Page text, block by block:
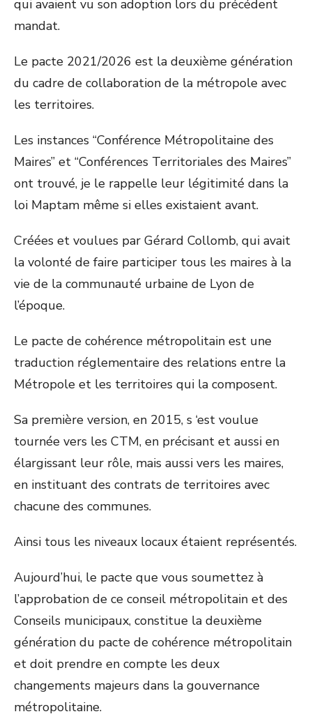
qui avaient vu son adoption lors du précédent
mandat.
Le pacte 2021/2026 est la deuxième génération
du cadre de collaboration de la métropole avec
les territoires.
Les instances “Conférence Métropolitaine des
Maires” et “Conférences Territoriales des Maires”
ont trouvé, je le rappelle leur légitimité dans la
loi Maptam même si elles existaient avant.
Créées et voulues par Gérard Collomb, qui avait
la volonté de faire participer tous les maires à la
vie de la communauté urbaine de Lyon de
l’époque.
Le pacte de cohérence métropolitain est une
traduction réglementaire des relations entre la
Métropole et les territoires qui la composent.
Sa première version, en 2015, s ‘est voulue
tournée vers les CTM, en précisant et aussi en
élargissant leur rôle, mais aussi vers les maires,
en instituant des contrats de territoires avec
chacune des communes.
Ainsi tous les niveaux locaux étaient représentés.
Aujourd’hui, le pacte que vous soumettez à
l’approbation de ce conseil métropolitain et des
Conseils municipaux, constitue la deuxième
génération du pacte de cohérence métropolitain
et doit prendre en compte les deux
changements majeurs dans la gouvernance
métropolitaine.